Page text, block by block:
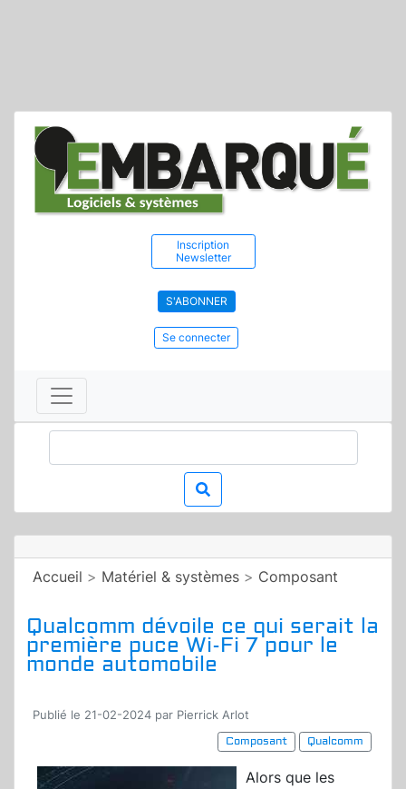
Inscription
Newsletter
S'ABONNER
Se connecter
Accueil > Matériel & systèmes > Composant
Qualcomm dévoile ce qui serait la
première puce Wi-Fi 7 pour le
monde automobile
Publié le 21-02-2024 par Pierrick Arlot
Composant
Qualcomm
Alors que les